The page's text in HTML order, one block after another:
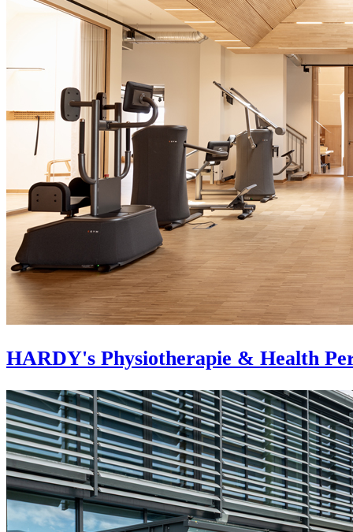
HARDY's Physiotherapie & Health